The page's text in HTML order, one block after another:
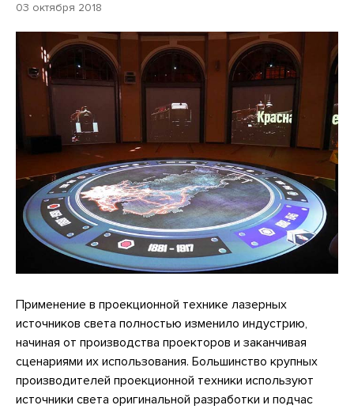
03 октября 2018
Применение в проекционной технике лазерных
источников света полностью изменило индустрию,
начиная от производства проекторов и заканчивая
сценариями их использования. Большинство крупных
производителей проекционной техники используют
источники света оригинальной разработки и подчас